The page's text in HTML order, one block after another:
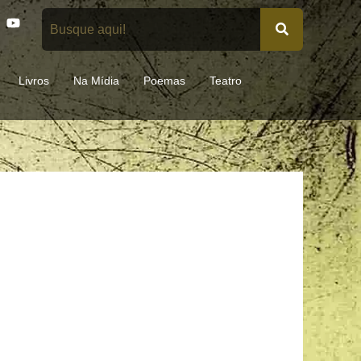
Y
o
t
u
b
e
Livros Na Mídia Poemas Teatro